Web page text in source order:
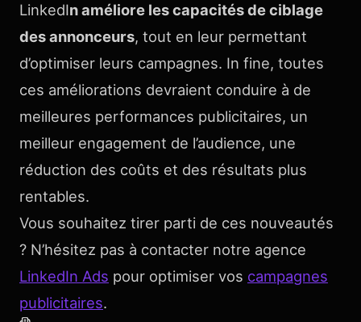
LinkedIn améliore les capacités de ciblage
des annonceurs, tout en leur permettant
d’optimiser leurs campagnes. In fine, toutes
ces améliorations devraient conduire à de
meilleures performances publicitaires, un
meilleur engagement de l’audience, une
réduction des coûts et des résultats plus
rentables.
Vous souhaitez tirer parti de ces nouveautés
? N’hésitez pas à contacter notre agence
LinkedIn Ads pour optimiser vos campagnes
publicitaires.